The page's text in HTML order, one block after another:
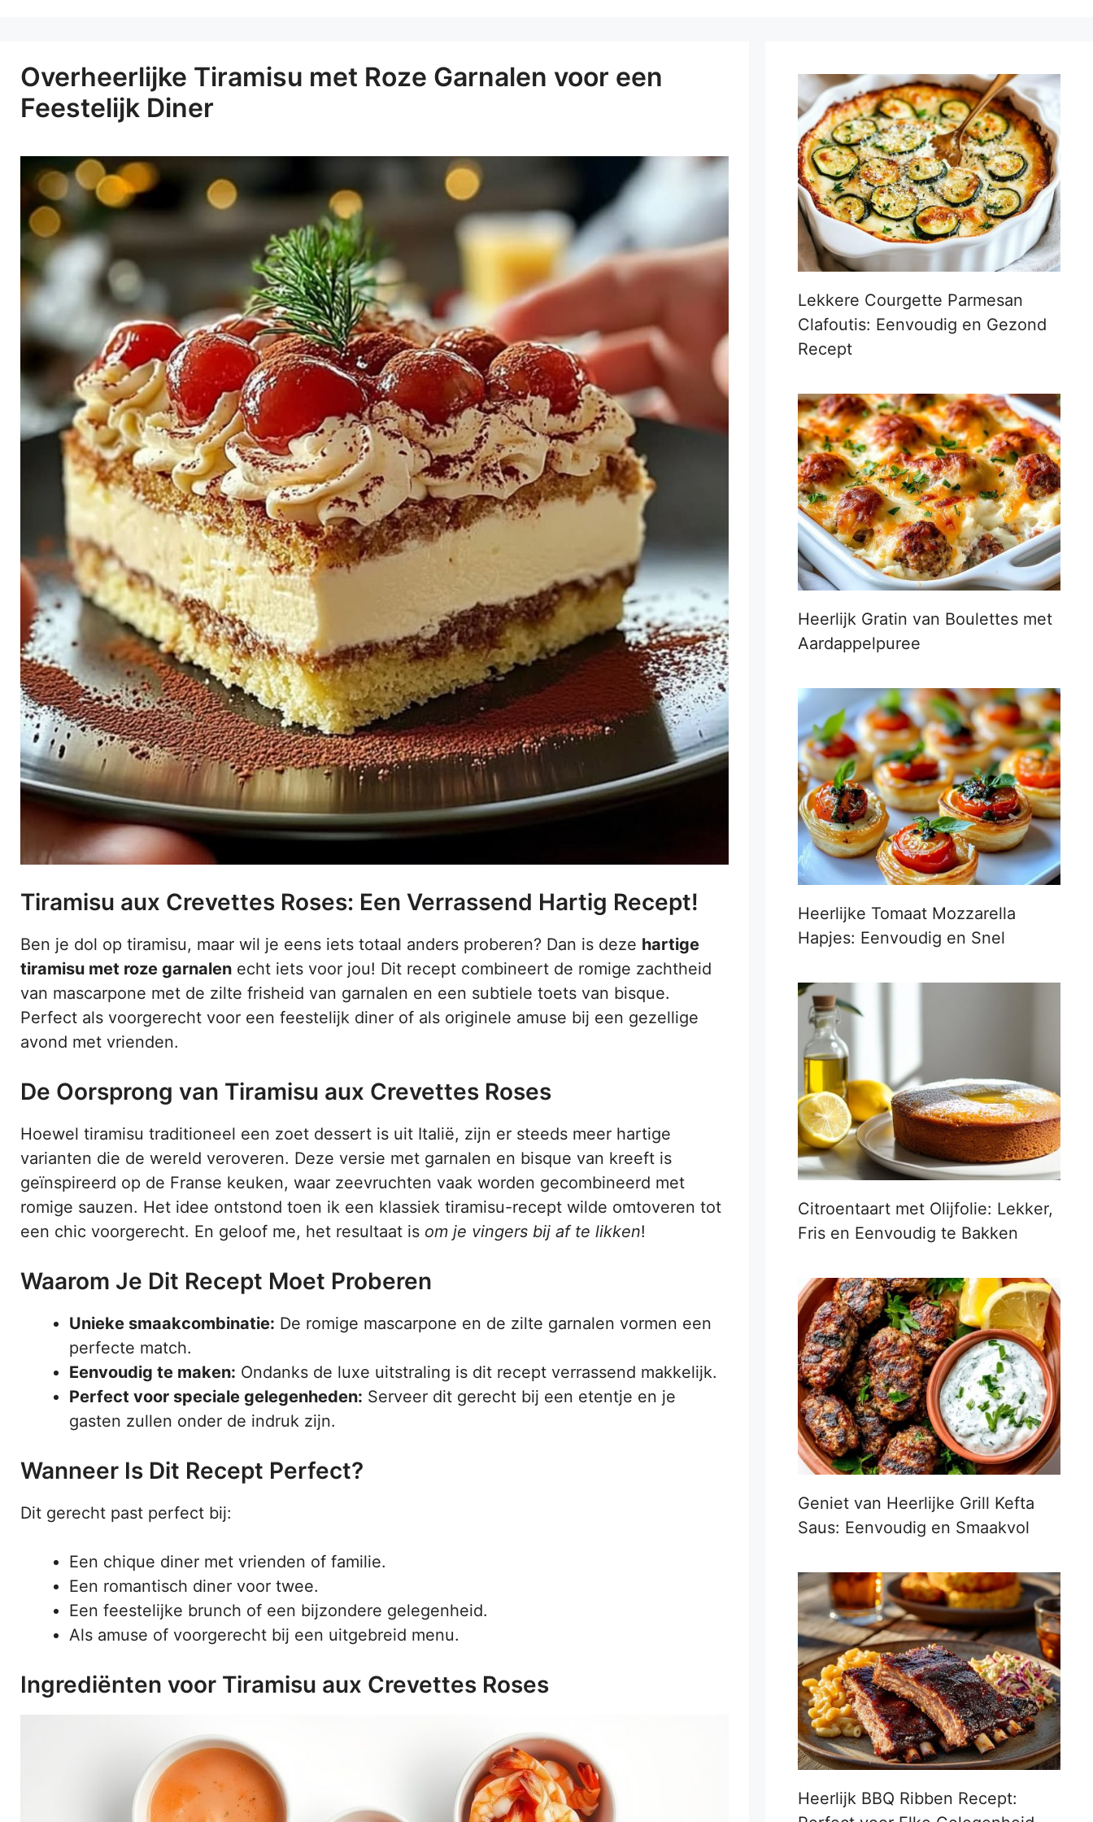
Overheerlijke Tiramisu met Roze Garnalen voor een
Feestelijk Diner
Tiramisu aux Crevettes Roses: Een Verrassend Hartig Recept!
Ben je dol op tiramisu, maar wil je eens iets totaal anders proberen? Dan is deze hartige
tiramisu met roze garnalen echt iets voor jou! Dit recept combineert de romige zachtheid
van mascarpone met de zilte frisheid van garnalen en een subtiele toets van bisque.
Perfect als voorgerecht voor een feestelijk diner of als originele amuse bij een gezellige
avond met vrienden.
De Oorsprong van Tiramisu aux Crevettes Roses
Hoewel tiramisu traditioneel een zoet dessert is uit Italië, zijn er steeds meer hartige
varianten die de wereld veroveren. Deze versie met garnalen en bisque van kreeft is
geïnspireerd op de Franse keuken, waar zeevruchten vaak worden gecombineerd met
romige sauzen. Het idee ontstond toen ik een klassiek tiramisu-recept wilde omtoveren tot
een chic voorgerecht. En geloof me, het resultaat is om je vingers bij af te likken!
Waarom Je Dit Recept Moet Proberen
Unieke smaakcombinatie: De romige mascarpone en de zilte garnalen vormen een
perfecte match.
Eenvoudig te maken: Ondanks de luxe uitstraling is dit recept verrassend makkelijk.
Perfect voor speciale gelegenheden: Serveer dit gerecht bij een etentje en je
gasten zullen onder de indruk zijn.
Wanneer Is Dit Recept Perfect?
Dit gerecht past perfect bij:
Een chique diner met vrienden of familie.
Een romantisch diner voor twee.
Een feestelijke brunch of een bijzondere gelegenheid.
Als amuse of voorgerecht bij een uitgebreid menu.
Ingrediënten voor Tiramisu aux Crevettes Roses
Lekkere Courgette Parmesan
Clafoutis: Eenvoudig en Gezond
Recept
Heerlijk Gratin van Boulettes met
Aardappelpuree
Heerlijke Tomaat Mozzarella
Hapjes: Eenvoudig en Snel
Citroentaart met Olijfolie: Lekker,
Fris en Eenvoudig te Bakken
Geniet van Heerlijke Grill Kefta
Saus: Eenvoudig en Smaakvol
Heerlijk BBQ Ribben Recept: